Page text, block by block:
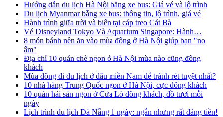
Hướng dẫn du lịch Hà Nội bằng xe bus: Giá vé và lộ trình
Du lịch Myanmar bằng xe bus: thông tin, lộ trình, giá vé
Hành trình giữa trời và biển tại cáp treo Cát Bà
Vé Disneyland Tokyo Và Aquarium Singapore: Hành…
8 món bánh nên ăn vào mùa đông ở Hà Nội giúp bạn "no
ấm"
Địa chỉ 10 quán chè ngon ở Hà Nội mùa nào cũng đông
khách
Mùa đông đi du lịch ở đâu miền Nam để tránh rét tuyệt nhất?
10 nhà hàng Trung Quốc ngon ở Hà Nội, cực đông khách
10 quán hải sản ngon ở Cửa Lò đông khách, đồ tươi mỗi
ngày
Lịch trình du lịch Đà Nẵng 1 ngày: ngắn nhưng rất đáng tiền!